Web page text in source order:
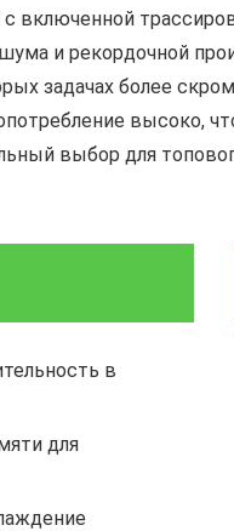
включенной
и рекордочной
задачах более
высоко,
выбор для
в
для